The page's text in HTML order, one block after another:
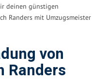
deinen günstigen
Randers mit Umzugsmeister
von
Randers